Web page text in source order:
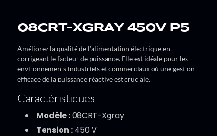
08CRT-XGRAY 450V P5
Améliorez la qualité de l’alimentation électrique en
corrigeant le facteur de puissance. Elle est idéale pour les
environnements industriels et commerciaux où une gestion
efficace de la puissance réactive est cruciale.
Caractéristiques
Modèle :08CRT-Xgray
Tension : 450 V